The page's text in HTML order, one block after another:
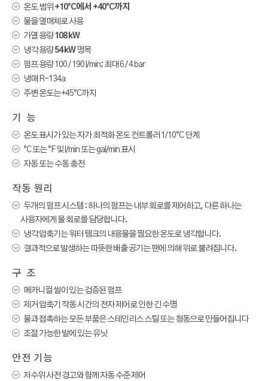
 온도 범위 +10°C에서 +40°C까지
 물을 열매체로 사용
 가열 용량108 kW
 냉각 용량54 kW 명목
 펌프 용량 100 / 190 l/min; 최대 6 / 4 bar
 냉매 R-134a
 주변 온도는 +45°C까지
기 능
 온도 표시가 있는 자가 최적화 온도 컨트롤러 1/10°C 단계
 °C 또는 °F 및 l/min 또는 gal/min 표시
 자동 또는 수동 충전
작동 원리
 두개의 펌프 시스템 : 하나의 펌프는 내부 회로를 제어하고, 다른 하나는
사용자에게 물 회로를 담당합니다.
 냉각 압축기는 워터 탱크의 내용물을 필요한 온도로 냉각합니다.
 결과적으로 발생하는 따뜻한 배출 공기는 팬에 의해 위로 불려집니다.
구 조
 메카니컬 씰이 있는 검증된 펌프
 제거 압축기 작동 시간의 전자 제어로 인한 긴 수명
 물과 접촉하는 모든 부품은 스테인리스 스틸 또는 청동으로 만들어집니다
 조절 가능한 발에 있는 유닛
안전 기능
 저수위 사전 경고와 함께 자동 수준 제어